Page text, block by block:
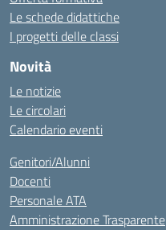
Le schede didattiche
I progetti delle classi
Novità
Le notizie
Le circolari
Calendario eventi
Genitori/Alunni
Docenti
Personale ATA
Amministrazione Trasparente